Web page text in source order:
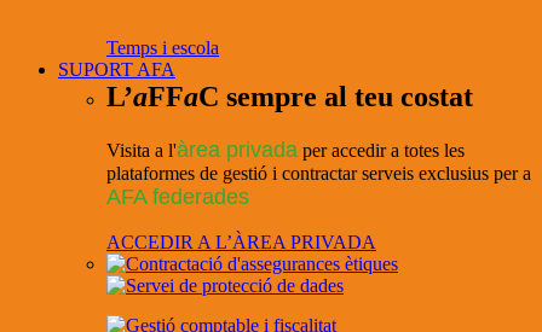
Temps i escola
SUPORT AFA
L’aFFaC sempre al teu costat
Visita a l'àrea privada per accedir a totes les
plataformes de gestió i contractar serveis exclusius per a
AFA federades
ACCEDIR A L’ÀREA PRIVADA